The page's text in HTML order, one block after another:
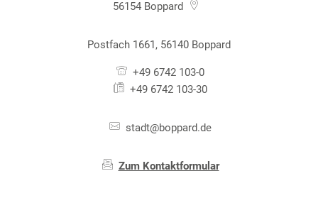
56154 Boppard
Postfach 1661, 56140 Boppard
+49 6742 103-0
+49 6742 103-30
stadt@boppard.de
Zum Kontaktformular